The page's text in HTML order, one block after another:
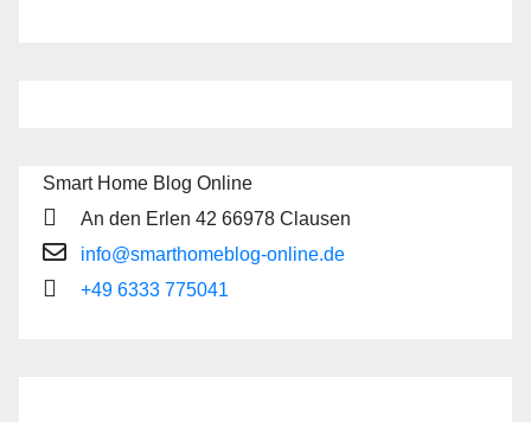
Smart Home Blog Online
An den Erlen 42 66978 Clausen
info@smarthomeblog-online.de
+49 6333 775041